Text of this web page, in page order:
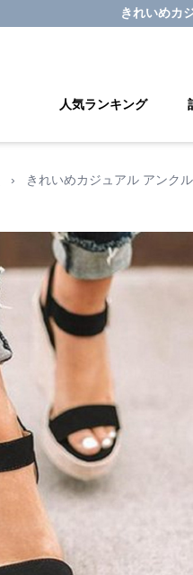
きれいめカ
人気ランキング
› きれいめカジュアル アンク